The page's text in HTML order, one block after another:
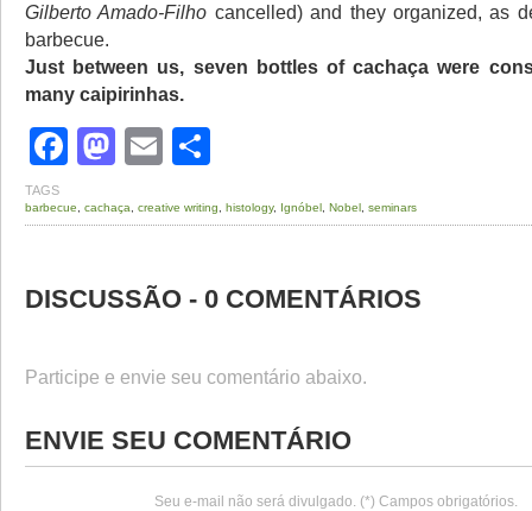
Gilberto Amado-Filho cancelled) and they organized, as
barbecue.
Just between us, seven bottles of cachaça were
many caipirinhas.
Facebook
Mastodon
Email
TAGS
barbecue cachaça creative writing histology, Ignóbel Nobel seminars
DISCUSSÃO - 0 COMENTÁRIOS
Participe e envie seu comentário abaixo.
ENVIE SEU COMENTÁRIO
Seu e-mail não será divulgado. (*) Campos obrigatórios.